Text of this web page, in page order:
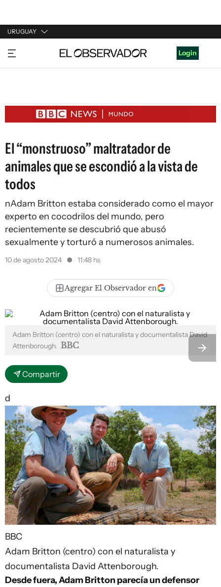
URUGUAY
URUGUAY
ARGENTINA
ESTADOS UNIDOS
Login
El “monstruoso” maltratador de
animales que se escondió a la vista de
todos
nAdam Britton estaba considerado como el mayor
experto en cocodrilos del mundo, pero
recientemente se descubrió que abusó
sexualmente y torturó a numerosos animales.
10 de agosto 2024 11:48 hs
Agregar El Observador en
Adam Britton (centro) con el naturalista y documentalista David
Attenborough. BBC
Compartir
d
BBC
Adam Britton (centro) con el naturalista y
documentalista David Attenborough.
Desde fuera, Adam Britton parecía un defensor